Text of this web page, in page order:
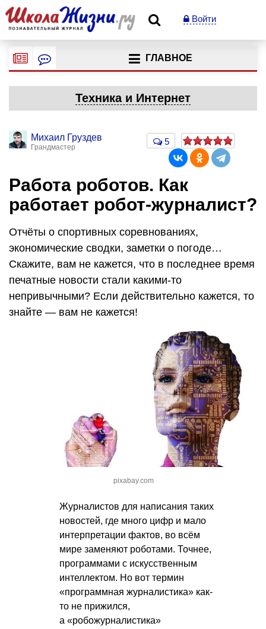
Войти
ГЛАВНОЕ
Техника и Интернет
Михаил Груздев
Грандмастер
5
Работа роботов. Как
работает робот-журналист?
Отчёты о спортивных соревнованиях,
экономические сводки, заметки о погоде…
Скажите, вам не кажется, что в последнее время
печатные новости стали какими-то
непривычными? Если действительно кажется, то
знайте — вам не кажется!
pixabay.com
Журналистов для написания таких
новостей, где много цифр и мало
интерпретации фактов, во всём
мире заменяют роботами. Точнее,
программами с искусственным
интеллектом. Но вот термин
«программная журналистика» как-
то не прижился,
а «робожурналистика»